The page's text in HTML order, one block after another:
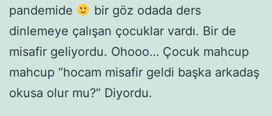
pandemide
bir göz odada ders
dinlemeye çalışan çocuklar vardı. Bir de
misafir geliyordu. Ohooo… Çocuk mahcup
mahcup “hocam misafir geldi başka arkadaş
okusa olur mu?” Diyordu.